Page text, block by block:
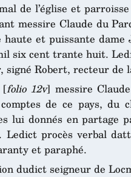
de l’église et
messire Claude du
et puissante dame
six cent trante huit.
Robert, recteur de
[folio 12v] messire
de ce pays, du
lui donnés en partage
Ledict procès verbal
et paraphé.
dudict seigneur de